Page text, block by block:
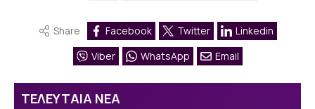
Share Facebook Twitter
Linkedin
Viber
WhatsApp Email
ΤΕΛΕΥΤΑΙΑ ΝΕΑ